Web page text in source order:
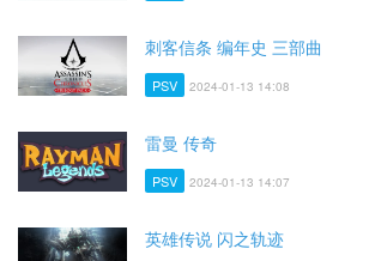
刺客信条 编年史 三部曲
PSV 2024-01-13 14:08
雷曼 传奇
PSV 2024-01-13 14:07
英雄传说 闪之轨迹